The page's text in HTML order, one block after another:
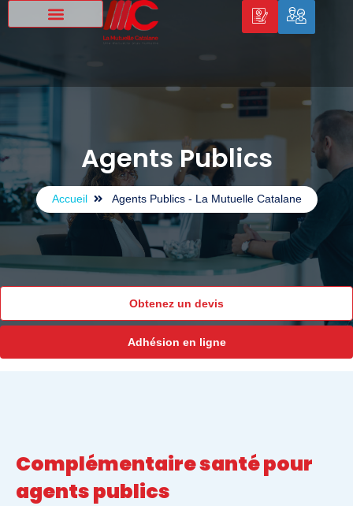
Agents Publics
Accueil Agents Publics - La Mutuelle Catalane
Obtenez un devis
Adhésion en ligne
Complémentaire santé pour
agents publics